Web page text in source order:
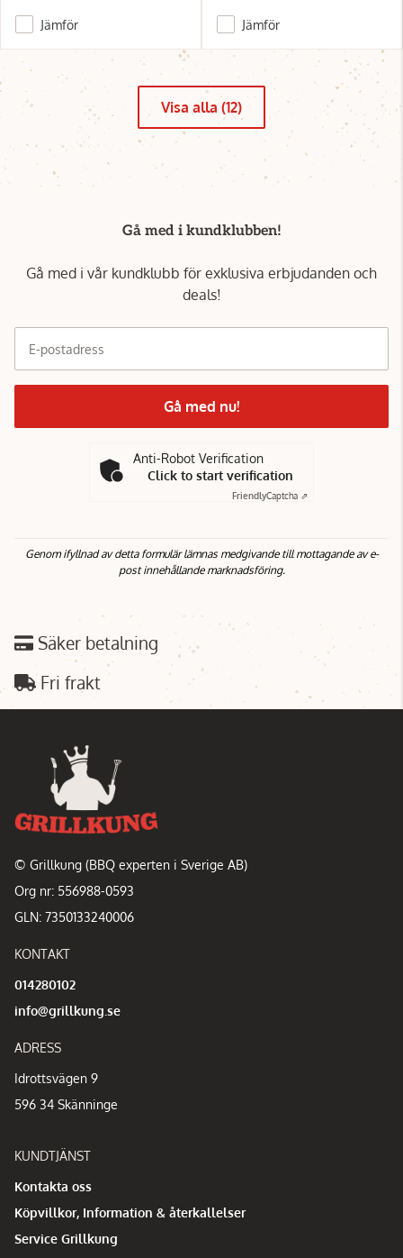
Jämför Jämför
Visa alla (12)
Gå med i kundklubben!
Gå med i vår kundklubb för exklusiva erbjudanden och
deals!
E-postadress
Gå med nu!
Anti-Robot Verification
Click to start verification
FriendlyCaptcha ⇗
Genom ifyllnad av detta formulär lämnas medgivande till mottagande av e-
post innehållande marknadsföring.
Säker betalning
Fri frakt
© Grillkung (BBQ experten i Sverige AB)
Org nr: 556988-0593
GLN: 7350133240006
KONTAKT
014280102
info@grillkung.se
ADRESS
Idrottsvägen 9
596 34 Skänninge
KUNDTJÄNST
Kontakta oss
Köpvillkor, Information & återkallelser
Service Grillkung